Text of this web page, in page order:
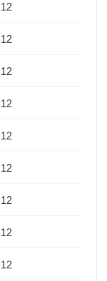
12
12
12
12
12
12
12
12
12